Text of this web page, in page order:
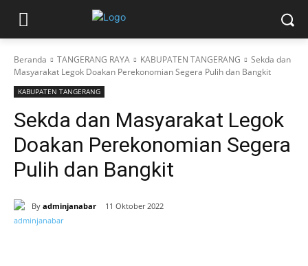
Beranda TANGERANG RAYA KABUPATEN TANGERANG
Sekda dan
Masyarakat Legok Doakan Perekonomian Segera Pulih dan Bangkit
KABUPATEN TANGERANG
Sekda dan Masyarakat Legok
Doakan Perekonomian Segera
Pulih dan Bangkit
By adminjanabar 11 Oktober 2022